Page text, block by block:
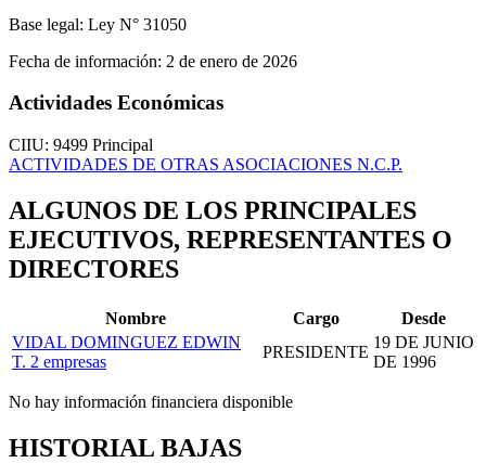
Base legal: Ley N° 31050
Fecha de información: 2 de enero de 2026
Actividades Económicas
CIIU: 9499 Principal
ACTIVIDADES DE OTRAS ASOCIACIONES N.C.P.
ALGUNOS DE LOS PRINCIPALES
EJECUTIVOS, REPRESENTANTES O
DIRECTORES
Nombre Cargo
Desde
VIDAL DOMINGUEZ EDWIN
T. 2 empresas
PRESIDENTE
19 DE JUNIO
DE 1996
No hay información financiera disponible
HISTORIAL BAJAS